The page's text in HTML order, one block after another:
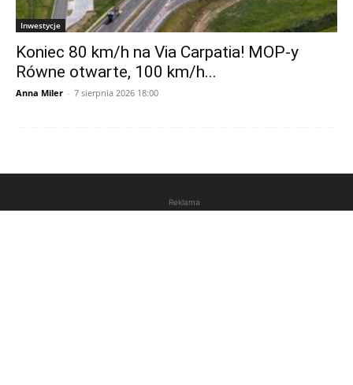
Inwestycje
Koniec 80 km/h na Via Carpatia! MOP-y
Równe otwarte, 100 km/h...
Anna Miler - 7 sierpnia 2026 18:00
Reklama